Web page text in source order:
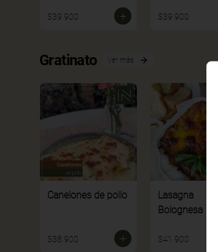
$39.900 $39.900
Gratinato Ver más
Canelones de pollo
$38.900
Lasagna
Bolognesa
$41.900